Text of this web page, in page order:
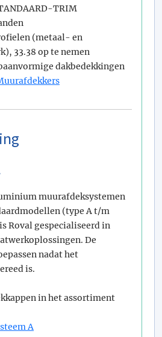
TRIM
(metaal- en
33.38 op te nemen
dakbedekkingen
muurafdeksystemen
(type A t/m
Roval gespecialiseerd in
De
nadat het
is.
in het assortiment
A